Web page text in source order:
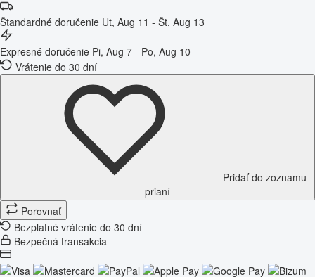
Štandardné doručenie Ut, Aug 11 - Št, Aug 13
Expresné doručenie Pi, Aug 7 - Po, Aug 10
Vrátenie do 30 dní
Pridať do zoznamu
prianí
Porovnať
Bezplatné vrátenie do 30 dní
Bezpečná transakcia